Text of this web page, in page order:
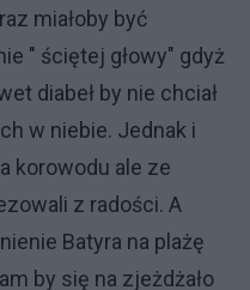
miałoby być
" ściętej głowy" gdyż
diabeł by nie chciał
w niebie. Jednak i
korowodu ale ze
z radości. A
Batyra na plażę
by się na zjeżdżało